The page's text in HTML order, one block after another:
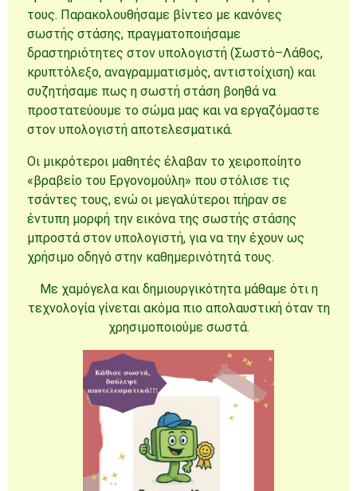
τους. Παρακολουθήσαμε βίντεο με κανόνες
σωστής στάσης, πραγματοποιήσαμε
δραστηριότητες στον υπολογιστή (Σωστό–Λάθος,
κρυπτόλεξο, αναγραμματισμός, αντιστοίχιση) και
συζητήσαμε πως η σωστή στάση βοηθά να
προστατεύουμε το σώμα μας και να εργαζόμαστε
στον υπολογιστή αποτελεσματικά.
Οι μικρότεροι μαθητές έλαβαν το χειροποίητο
«βραβείο του Εργονομούλη» που στόλισε τις
τσάντες τους, ενώ οι μεγαλύτεροι πήραν σε
έντυπη μορφή την εικόνα της σωστής στάσης
μπροστά στον υπολογιστή, για να την έχουν ως
χρήσιμο οδηγό στην καθημερινότητά τους.
Με χαμόγελα και δημιουργικότητα μάθαμε ότι η
τεχνολογία γίνεται ακόμα πιο απολαυστική όταν τη
χρησιμοποιούμε σωστά.